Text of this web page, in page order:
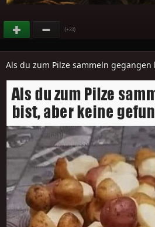
(+23)
Als du zum Pilze sammeln